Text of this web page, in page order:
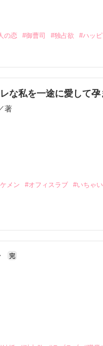
の恋 #御曹司 #独占欲 #ハッ
う。
な私を一途に愛して
著
メン #オフィスラブ
#いちゃ
会。なんと彼の正体は、と
社内でも冷徹だと評判な社長
の世話を口実にしばしば呼
完